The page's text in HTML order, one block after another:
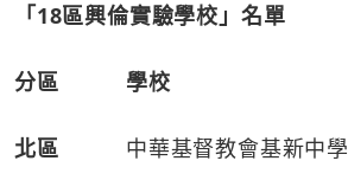
「18區興倫實驗學校」名單
分區 學校
北區 中華基督教會基新中學